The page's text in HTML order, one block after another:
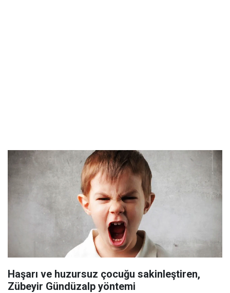
Haşarı ve huzursuz çocuğu sakinleştiren,
Zübeyir Gündüzalp yöntemi